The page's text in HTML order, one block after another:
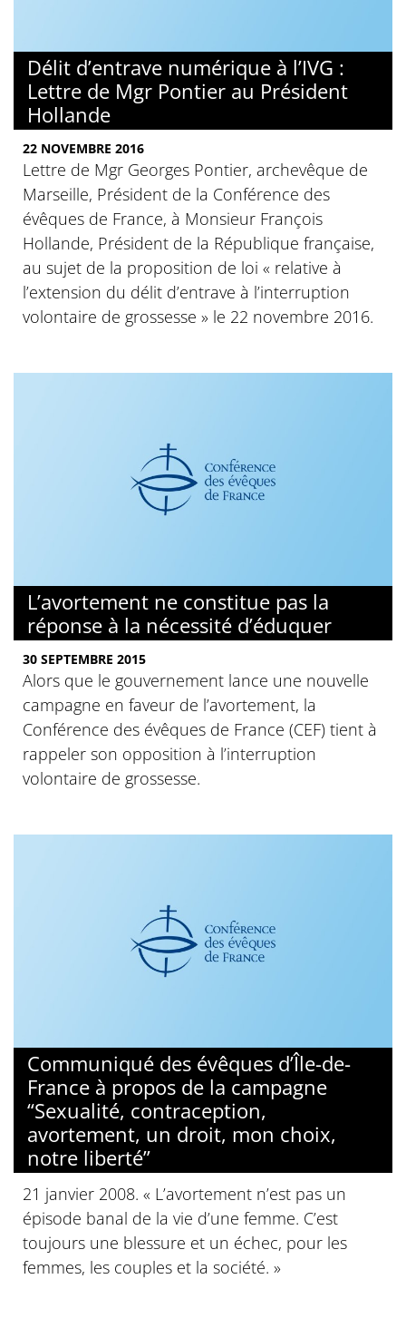
Délit d’entrave numérique à l’IVG :
Lettre de Mgr Pontier au Président
Hollande
22 NOVEMBRE 2016
Lettre de Mgr Georges Pontier, archevêque de
Marseille, Président de la Conférence des
évêques de France, à Monsieur François
Hollande, Président de la République française,
au sujet de la proposition de loi « relative à
l’extension du délit d’entrave à l’interruption
volontaire de grossesse » le 22 novembre 2016.
L’avortement ne constitue pas la
réponse à la nécessité d’éduquer
30 SEPTEMBRE 2015
Alors que le gouvernement lance une nouvelle
campagne en faveur de l’avortement, la
Conférence des évêques de France (CEF) tient à
rappeler son opposition à l’interruption
volontaire de grossesse.
Communiqué des évêques d’Île-de-
France à propos de la campagne
“Sexualité, contraception,
avortement, un droit, mon choix,
notre liberté”
21 janvier 2008. « L’avortement n’est pas un
épisode banal de la vie d’une femme. C’est
toujours une blessure et un échec, pour les
femmes, les couples et la société. »